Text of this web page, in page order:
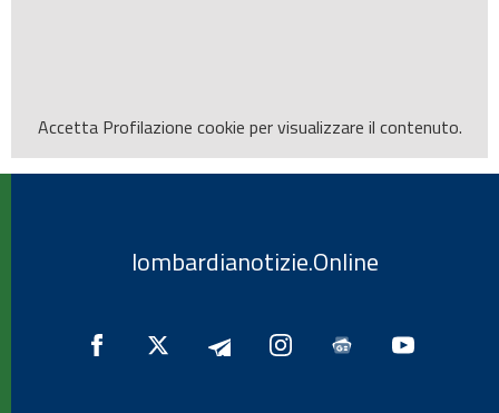
Accetta Profilazione cookie per visualizzare il contenuto.
lombardianotizie.Online